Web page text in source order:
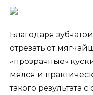
Благодаря
отрезать от
«прозрачные»
мялся и
такого